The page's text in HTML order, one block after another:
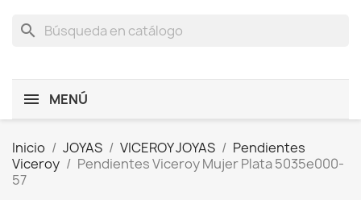
search
MENÚ
Inicio JOYAS VICEROY JOYAS
Pendientes
Viceroy
Pendientes Viceroy Mujer Plata 5035e000-
57